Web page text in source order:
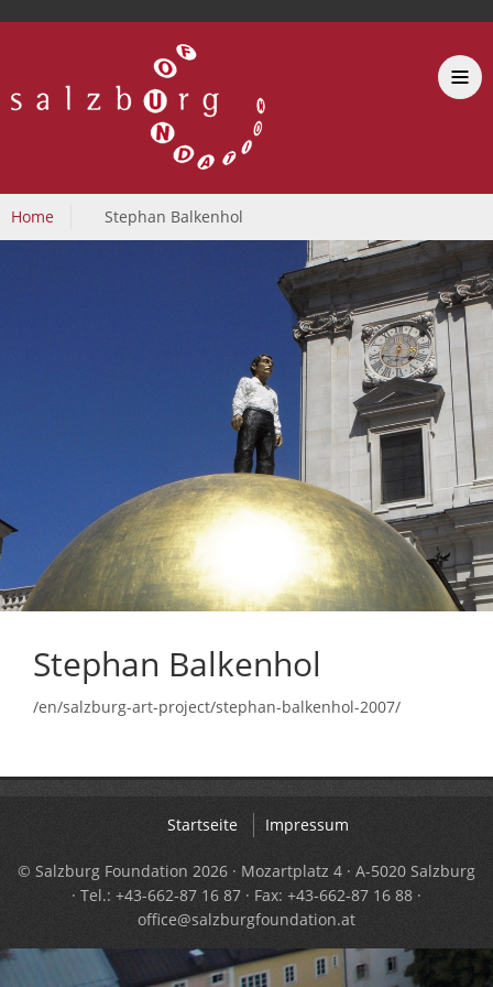
Home Stephan Balkenhol
Stephan Balkenhol
/en/salzburg-art-project/stephan-balkenhol-2007/
Startseite Impressum
© Salzburg Foundation 2026 · Mozartplatz 4 · A-5020 Salzburg
· Tel.: +43-662-87 16 87 · Fax: +43-662-87 16 88 ·
office@salzburgfoundation.at